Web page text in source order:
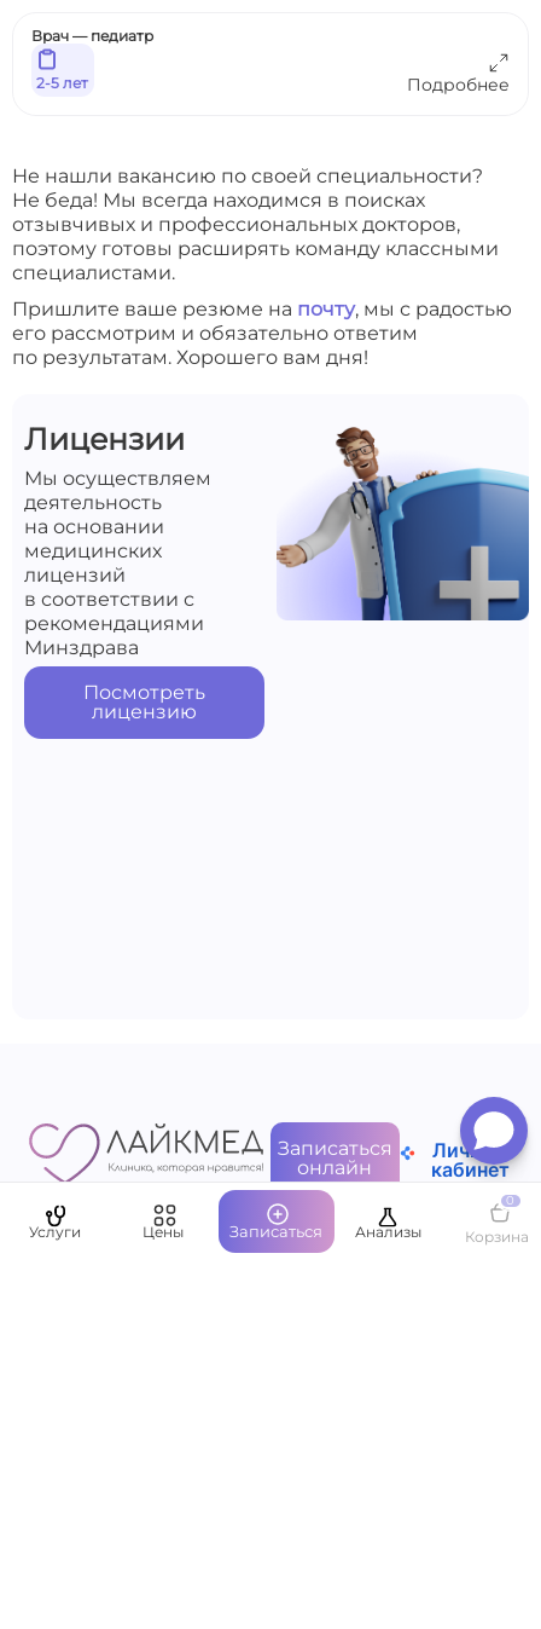
Врач — педиатр
Подробнее
2-5 лет
Не нашли вакансию по своей специальности?
Не беда! Мы всегда находимся в поисках
отзывчивых и профессиональных докторов,
поэтому готовы расширять команду классными
специалистами.
Пришлите ваше резюме на почту, мы с радостью
его рассмотрим и обязательно ответим
по результатам. Хорошего вам дня!
Лицензии
Мы осуществляем
деятельность
на основании
медицинских
лицензий
в соответствии с
рекомендациями
Минздрава
Посмотреть
лицензию
Записаться
онлайн
Личный
кабинет
Услуги Цены Записаться Анализы
0
Корзина